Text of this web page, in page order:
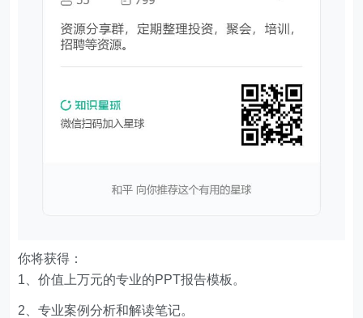
你将获得：
1、价值上万元的专业的PPT报告模板。
2、专业案例分析和解读笔记。